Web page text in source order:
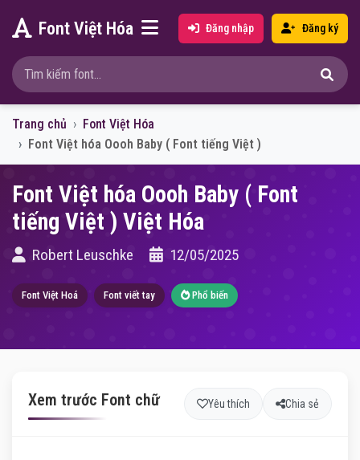
Font Việt Hóa Đăng nhập Đăng ký
Trang chủ
Font Việt Hóa
Font Việt hóa Oooh Baby ( Font tiếng Việt )
Font Việt hóa Oooh Baby ( Font
tiếng Việt ) Việt Hóa
Robert Leuschke 12/05/2025
Font Việt Hoá Font viết tay Phổ biến
Xem trước Font chữ Yêu thích Chia sẻ